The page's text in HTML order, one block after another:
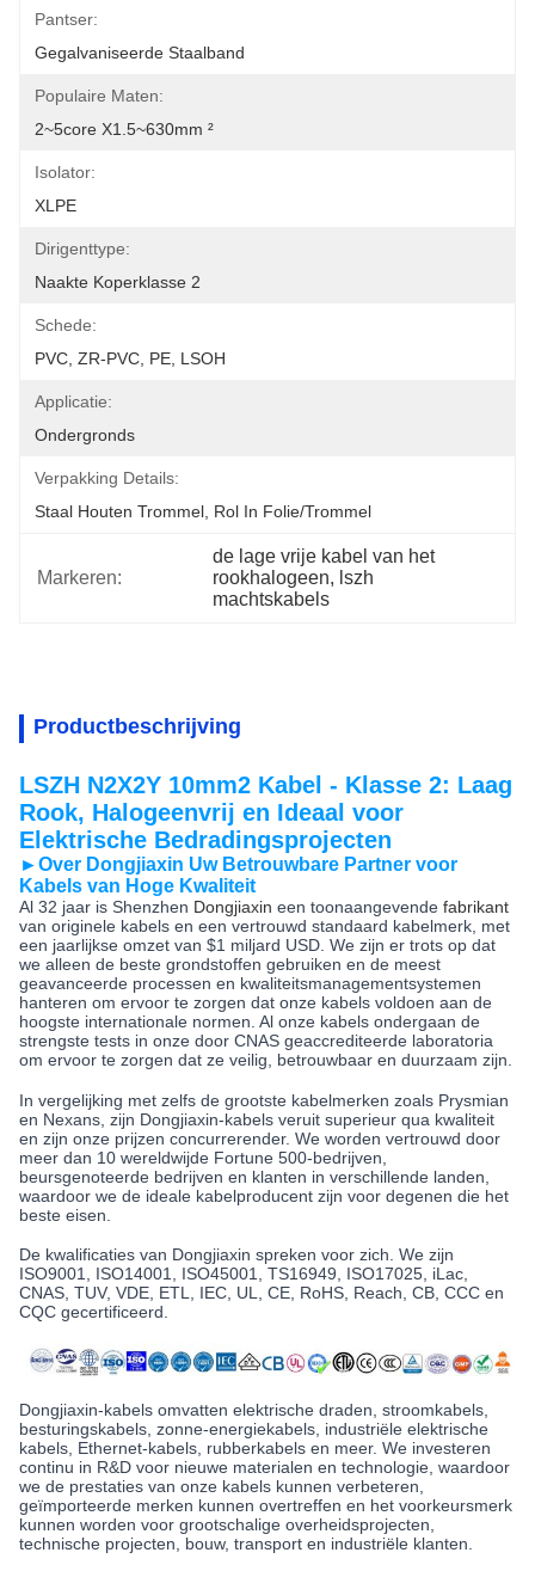
Pantser:
Gegalvaniseerde Staalband
Populaire Maten:
2~5core X1.5~630mm ²
Isolator:
XLPE
Dirigenttype:
Naakte Koperklasse 2
Schede:
PVC, ZR-PVC, PE, LSOH
Applicatie:
Ondergronds
Verpakking Details:
Staal Houten Trommel, Rol In Folie/Trommel
Markeren:
de lage vrije kabel van het
rookhalogeen, lszh
machtskabels
Productbeschrijving
LSZH N2X2Y 10mm2 Kabel - Klasse 2: Laag
Rook, Halogeenvrij en Ideaal voor
Elektrische Bedradingsprojecten
►Over Dongjiaxin Uw Betrouwbare Partner voor
Kabels van Hoge Kwaliteit
Al 32 jaar is Shenzhen Dongjiaxin een toonaangevende fabrikant
van originele kabels en een vertrouwd standaard kabelmerk, met
een jaarlijkse omzet van $1 miljard USD. We zijn er trots op dat
we alleen de beste grondstoffen gebruiken en de meest
geavanceerde processen en kwaliteitsmanagementsystemen
hanteren om ervoor te zorgen dat onze kabels voldoen aan de
hoogste internationale normen. Al onze kabels ondergaan de
strengste tests in onze door CNAS geaccrediteerde laboratoria
om ervoor te zorgen dat ze veilig, betrouwbaar en duurzaam zijn.
In vergelijking met zelfs de grootste kabelmerken zoals Prysmian
en Nexans, zijn Dongjiaxin-kabels veruit superieur qua kwaliteit
en zijn onze prijzen concurrerender. We worden vertrouwd door
meer dan 10 wereldwijde Fortune 500-bedrijven,
beursgenoteerde bedrijven en klanten in verschillende landen,
waardoor we de ideale kabelproducent zijn voor degenen die het
beste eisen.
De kwalificaties van Dongjiaxin spreken voor zich. We zijn
ISO9001, ISO14001, ISO45001, TS16949, ISO17025, iLac,
CNAS, TUV, VDE, ETL, IEC, UL, CE, RoHS, Reach, CB, CCC en
CQC gecertificeerd.
Dongjiaxin-kabels omvatten elektrische draden, stroomkabels,
besturingskabels, zonne-energiekabels, industriële elektrische
kabels, Ethernet-kabels, rubberkabels en meer. We investeren
continu in R&D voor nieuwe materialen en technologie, waardoor
we de prestaties van onze kabels kunnen verbeteren,
geïmporteerde merken kunnen overtreffen en het voorkeursmerk
kunnen worden voor grootschalige overheidsprojecten,
technische projecten, bouw, transport en industriële klanten.